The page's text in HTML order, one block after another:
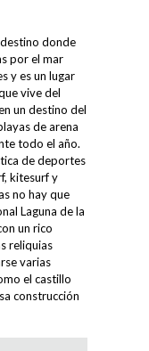
destino donde
por el mar
y es un lugar
vive del
un destino del
de arena
todo el año.
de deportes
kitesurf y
no hay que
Laguna de la
un rico
reliquias
varias
el castillo
construcción